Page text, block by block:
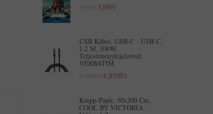
329Ft
USB Kábel, USB-C - USB-C,
1,2 M, 100W,
Teljesítménykijelzővel,
VERBATIM
4,859Ft
Krepp-Papír, 50x200 Cm,
COOL BY VICTORIA,